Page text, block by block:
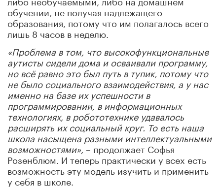
обучении, не получая надлежащего
образования, потому что им полагалось всего
лишь 8 часов в неделю.
«Проблема в том, что высокофункциональные
аутисты сидели дома и осваивали программу,
но всё равно это был путь в тупик, потому что
не было социального взаимодействия, а у нас
именно на базе их успешности в
программировании, в информационных
технологиях, в робототехнике удавалось
расширять их социальный круг. То есть наша
школа насыщена разными интеллектуальными
возможностями»,– продолжает Софья
Розенблюм. И теперь практически у всех есть
возможность эту модель изучить и применить
у себя в школе.